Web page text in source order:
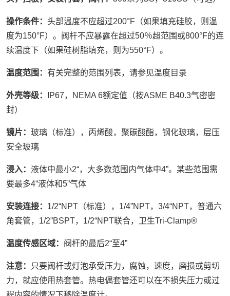
操作条件： 头部温度不应超过200°F（如果填充硅胶，则温
度为150°F）。阀杆不应暴露在超过50％超范围或800°F的连
续温度下（如果硅树脂填充，则为550°F）。
温度范围： 有关完整的范围列表，请参见温度目录
外壳等级：
IP67，NEMA 6额定值（按ASME B40.3气密密
封）
镜片： 玻璃（标准），丙烯酸，聚碳酸酯，钢化玻璃，层压
安全玻璃
浸入： 液体中最小2“，大多数范围内气体中4”。某些范围需
要最多4“液体和5”气体
安装连接： 1/2“NPT（标准），1/4”NPT，3/4“NPT，普通六
角套管，1/2”BSPT，1/2“NPT联合，卫生Tri-Clamp®
温度传感区域： 阀杆的最后2“至4”
注意：
只要阀杆或灯泡承受压力，腐蚀，速度，磨损或剪切
力，就应使用热套管。热电偶套管还可以在不损失压力或过